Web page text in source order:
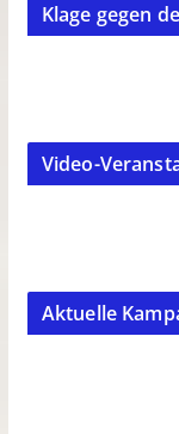
Klage gegen
Video-
Aktuelle